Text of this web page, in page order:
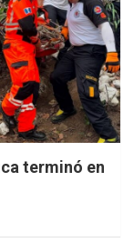
terminó en